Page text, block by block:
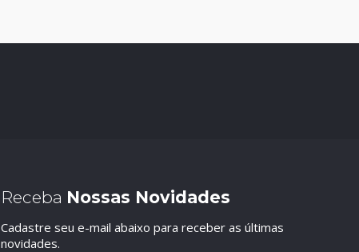
Receba Nossas Novidades
Cadastre seu e-mail abaixo para receber as últimas
novidades.